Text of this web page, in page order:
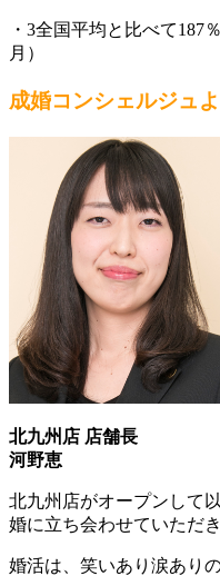
・3全国平均と比べて187
月）
成婚コンシェルジュ
北九州店 店舗長
河野恵
北九州店がオープンして
婚に立ち会わせていただき
婚活は、笑いあり涙あり